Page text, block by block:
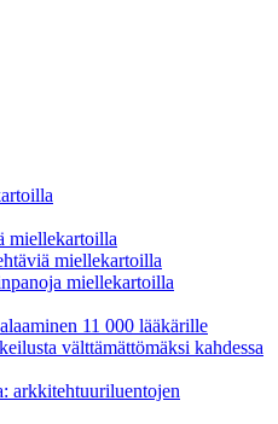
miellekartoilla
miellekartoilla
miellekartoilla
11 000 lääkärille
välttämättömäksi kahdessa
arkkitehtuuriluentojen